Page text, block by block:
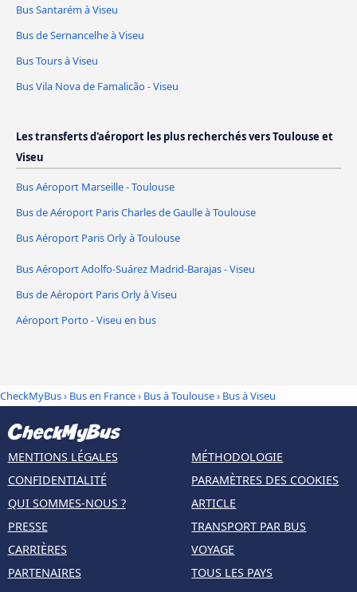
Bus Santarém à Viseu
Bus de Sernancelhe à Viseu
Bus Tours à Viseu
Bus Vila Nova de Famalicão - Viseu
Les transferts d'aéroport les plus recherchés vers Toulouse et
Viseu
Bus Aéroport Marseille - Toulouse
Bus de Aéroport Paris Charles de Gaulle à Toulouse
Bus Aéroport Paris Orly à Toulouse
Bus Aéroport Adolfo-Suárez Madrid-Barajas - Viseu
Bus de Aéroport Paris Orly à Viseu
Aéroport Porto - Viseu en bus
CheckMyBus› Bus en France› Bus à Toulouse› Bus à Viseu
MENTIONS LÉGALES
CONFIDENTIALITÉ
QUI SOMMES-NOUS ?
PRESSE
CARRIÈRES
PARTENAIRES
MÉTHODOLOGIE
PARAMÈTRES DES COOKIES
ARTICLE
TRANSPORT PAR BUS
VOYAGE
TOUS LES PAYS